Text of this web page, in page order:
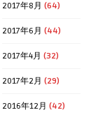
2017年8月 (64)
2017年6月 (44)
2017年4月 (32)
2017年2月 (29)
2016年12月 (42)